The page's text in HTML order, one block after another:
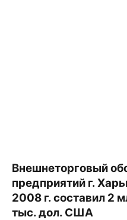
Внешнеторговый
предприятий г.
2008 г. составил 2
тыс. дол. США